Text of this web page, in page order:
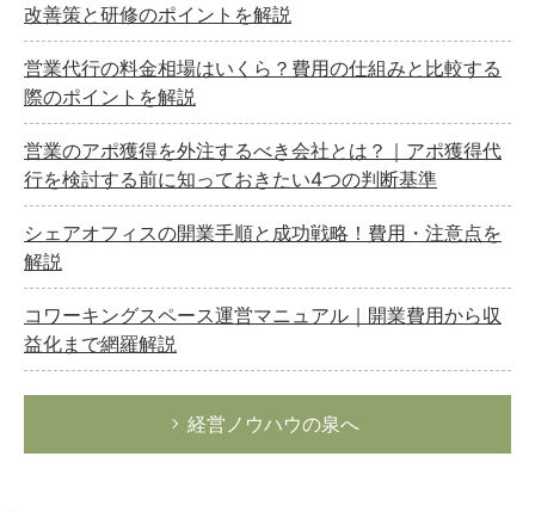
改善策と研修のポイントを解説
営業代行の料金相場はいくら？費用の仕組みと比較する
際のポイントを解説
営業のアポ獲得を外注するべき会社とは？｜アポ獲得代
行を検討する前に知っておきたい4つの判断基準
シェアオフィスの開業手順と成功戦略！費用・注意点を
解説
コワーキングスペース運営マニュアル｜開業費用から収
益化まで網羅解説
経営ノウハウの泉へ